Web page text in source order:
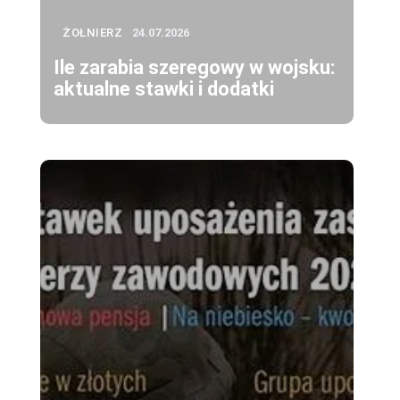
ŻOŁNIERZ 24.07.2026
Ile zarabia szeregowy w wojsku:
aktualne stawki i dodatki